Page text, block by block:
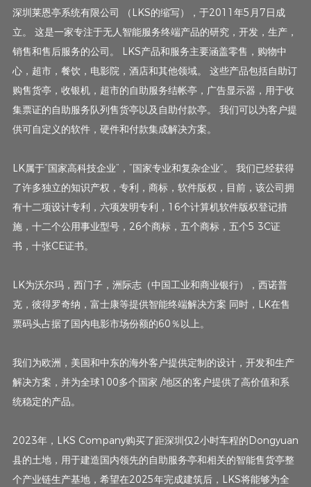
深圳莱恩亭系统有限公司 （LKS的缩写），于2011年5月7日成
立。 这是一家专注于无人智能服务终端产品的研究，开发，生产，
销售和售后服务的公司。 LKS产品和服务主要涵盖零售，购物中
心，超市，餐饮，电影院，酒店和其他领域。 这些产品包括自助订
购售货亭，收银机，超市的自助服务结帐亭，广告显示器，用于收
集票证的自助服务队列售货亭以及自助付款亭。 我们可以为客户提
供可自定义的软件，硬件和付款集成解决方案。
LK属于“国家高科技企业”，“国家专业和复杂企业”。 我们已经获得
了许多独立的知识产权，专利，商标，软件版权，目前，该公司拥
有十二项设计专利，六项发明专利，16个计算机软件版权登记措
施，十二个公用事业型号，26个商标，五个商标，五个5 3C证
书，十张CE证书。
LK为沃尔玛，西门子，洲际志（中国工业和商业银行），西诺普
克，彼得罗奇纳，富士康等提供智能终端解决方案 同时，LK在售
票码头占据了国内电影市场份额的60％以上。
我们为欧洲，美国和中东的海外客户提供定制的设计，开发和生产
解决方案，并为全球100多个国家 /地区的客户提供了高价值和系
统稳定的产品。
2023年，LKS Company购买了距深圳仅2小时车程的Dongyuan
县的土地，用于建造国内领先的自助服务亭和相关的智能售货亭整
个产业链生产基地，希望在2025年完成建筑后，LKS将能够为全